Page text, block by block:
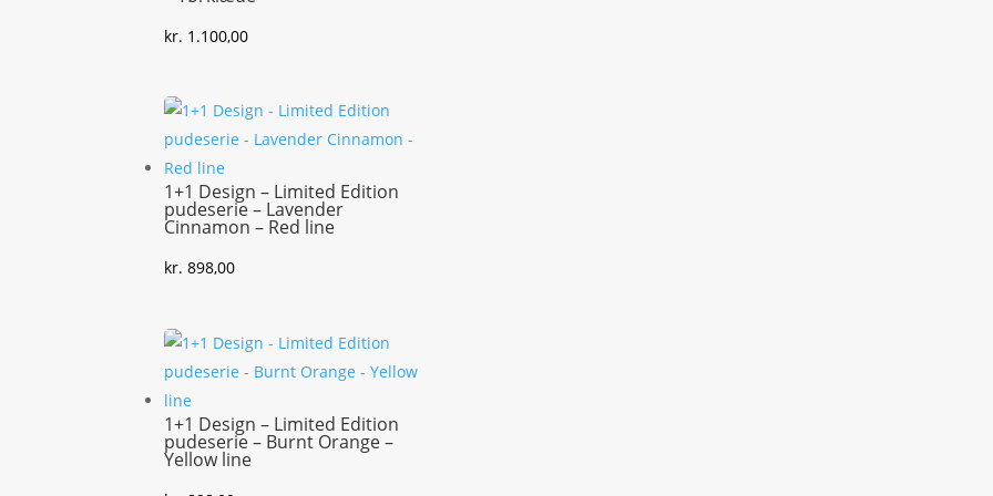
kr. 1.100,00
1+1 Design – Limited Edition
pudeserie – Lavender
Cinnamon – Red line
kr. 898,00
1+1 Design – Limited Edition
pudeserie – Burnt Orange –
Yellow line